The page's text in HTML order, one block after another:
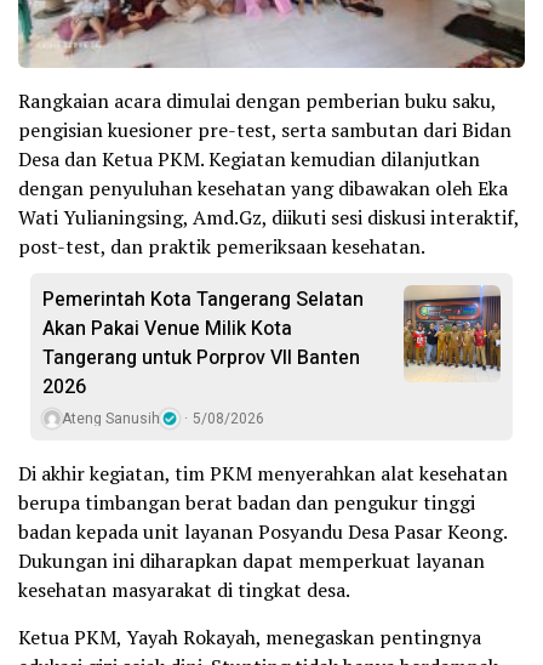
Rangkaian acara dimulai dengan pemberian buku saku,
pengisian kuesioner pre-test, serta sambutan dari Bidan
Desa dan Ketua PKM. Kegiatan kemudian dilanjutkan
dengan penyuluhan kesehatan yang dibawakan oleh Eka
Wati Yulianingsing, Amd.Gz, diikuti sesi diskusi interaktif,
post-test, dan praktik pemeriksaan kesehatan.
Pemerintah Kota Tangerang Selatan
Akan Pakai Venue Milik Kota
Tangerang untuk Porprov VII Banten
2026
Ateng Sanusih 5/08/2026
Di akhir kegiatan, tim PKM menyerahkan alat kesehatan
berupa timbangan berat badan dan pengukur tinggi
badan kepada unit layanan Posyandu Desa Pasar Keong.
Dukungan ini diharapkan dapat memperkuat layanan
kesehatan masyarakat di tingkat desa.
Ketua PKM, Yayah Rokayah, menegaskan pentingnya